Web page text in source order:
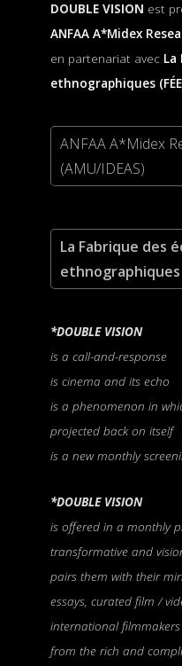
DOUBLE VISION est
ANFAA A*Midex
en partenariat avec La
ethnographiques
ANFAA A*Midex
(AMU/IDEAS)
La Fabrique des
ethnographiques
*DOUBLE VISION
is a call-and-response
is cinema and its echo
is a phenomenon in
projected back on itself
is a new monthly
*DOUBLE VISION
is offered in a monthly
transformative and
pairs them with their
essays, curated film /
international
from the rich and